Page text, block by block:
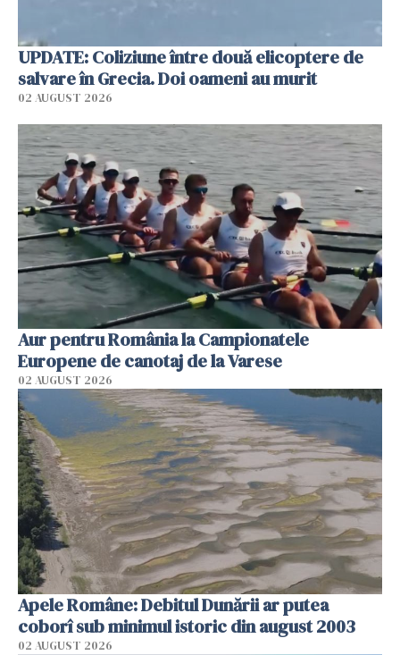
UPDATE: Coliziune între două elicoptere de
salvare în Grecia. Doi oameni au murit
02 AUGUST 2026
Aur pentru România la Campionatele
Europene de canotaj de la Varese
02 AUGUST 2026
Apele Române: Debitul Dunării ar putea
coborî sub minimul istoric din august 2003
02 AUGUST 2026